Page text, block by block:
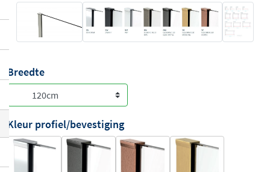
Breedte
Kleur profiel/bevestiging